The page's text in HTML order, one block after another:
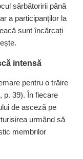
sărbătoririi până
a participanților la
sunt încărcați
intensă
pentru o trăire
p. 39). În fiecare
de asceză pe
urmând să
membrilor